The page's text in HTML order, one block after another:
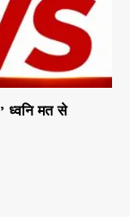
ध्वनि मत से